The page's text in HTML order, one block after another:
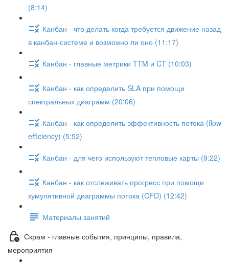
(8:14)
Канбан - что делать когда требуется движение назад
в канбан-системе и возможно ли оно (11:17)
Канбан - главные метрики TTM и CT (10:03)
Канбан - как определить SLA при помощи
спектральных диаграмм (20:06)
Канбан - как определить эффективность потока (flow
efficiency) (5:52)
Канбан - для чего используют тепловые карты (9:22)
Канбан - как отслеживать прогресс при помощи
кумулятивной диаграммы потока (CFD) (12:42)
Материалы занятий
Скрам - главные события, принципы, правила,
мероприятия